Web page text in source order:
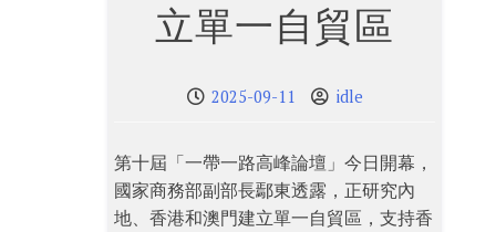
立單一自貿區
2025-09-11 idle
第十屆「一帶一路高峰論壇」今日開幕，
國家商務部副部長鄢東透露，正研究內
地、香港和澳門建立單一自貿區，支持香